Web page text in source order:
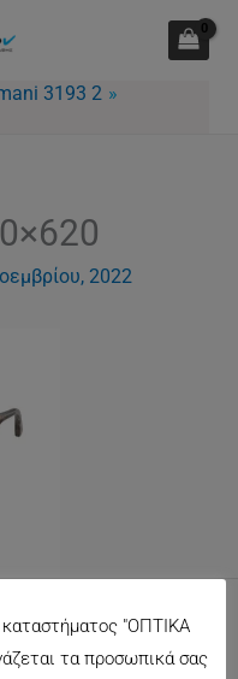
3193 2
2022
"ΟΠΤΙΚΑ
τα προσωπικά σας